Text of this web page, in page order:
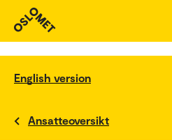
English version
Ansatteoversikt